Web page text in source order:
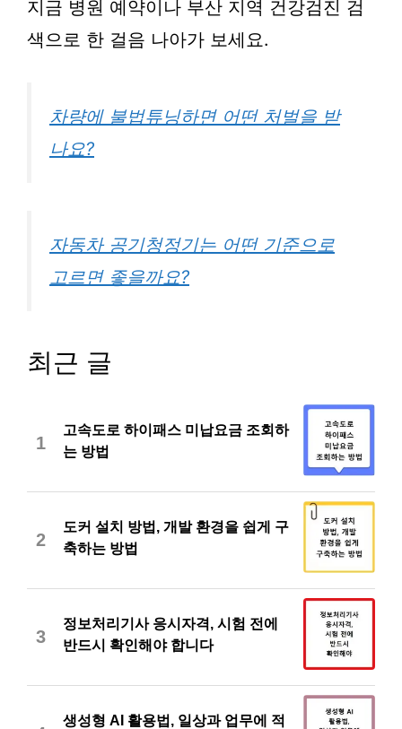
지금 병원 예약이나 부산 지역 건강검진 검
색으로 한 걸음 나아가 보세요.
차량에 불법튜닝하면 어떤 처벌을 받
나요?
자동차 공기청정기는 어떤 기준으로
고르면 좋을까요?
최근 글
1
고속도로 하이패스 미납요금 조회하
는 방법
2
도커 설치 방법, 개발 환경을 쉽게 구
축하는 방법
3
정보처리기사 응시자격, 시험 전에
반드시 확인해야 합니다
생성형 AI 활용법, 일상과 업무에 적